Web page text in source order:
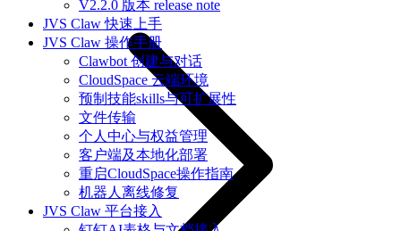
V2.2.0 版本 release note
JVS Claw 快速上手
JVS Claw 操作手册
Clawbot 创建与对话
CloudSpace 云端环境
预制技能skills与可扩展性
文件传输
个人中心与权益管理
客户端及本地化部署
重启CloudSpace操作指南
机器人离线修复
JVS Claw 平台接入